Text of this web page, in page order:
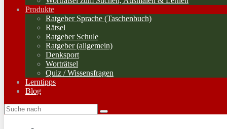
Produkte
Ratgeber Sprache (Taschenbuch)
Rätsel
Ratgeber Schule
Ratgeber (allgemein)
Denksport
Worträtsel
Quiz / Wissensfragen
Lerntipps
Blog